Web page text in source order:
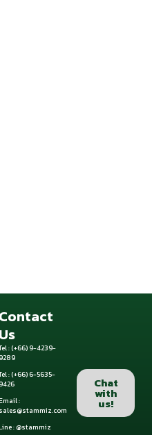
Contact
Us
: (+66) 9-4239-
: (+66) 6-5635-
:
sales@stammiz.com
: @stammiz
Chat
with
us!